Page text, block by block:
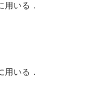
用いる．
用いる．